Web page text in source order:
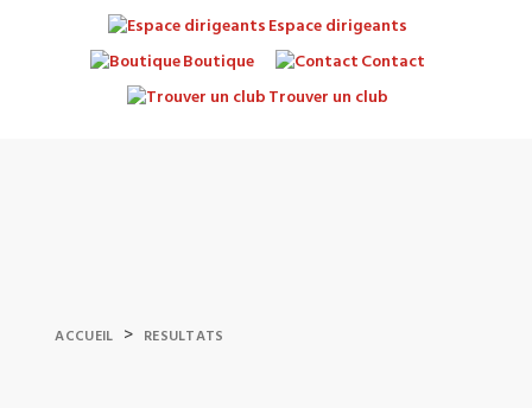
Espace dirigeants
Boutique
Contact
Trouver un club
ACCUEIL > RESULTATS